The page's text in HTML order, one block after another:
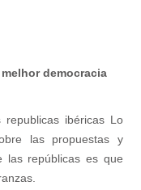
democracia
ibéricas Lo
las propuestas y
las repúblicas es que